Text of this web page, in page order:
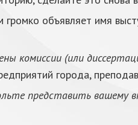
объявляет имя
комиссии (или
города,
представить вашему